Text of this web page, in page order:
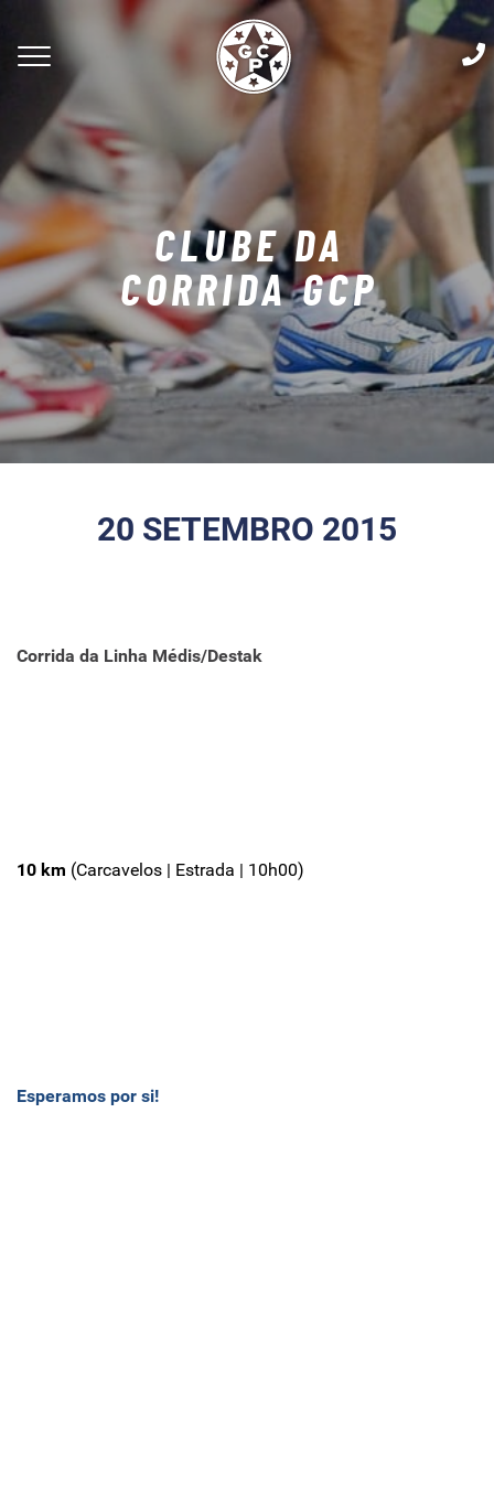
CLUBE DA
CORRIDA GCP
20 SETEMBRO 2015
Corrida da Linha Médis/Destak
10 km (Carcavelos | Estrada | 10h00)
Esperamos por si!